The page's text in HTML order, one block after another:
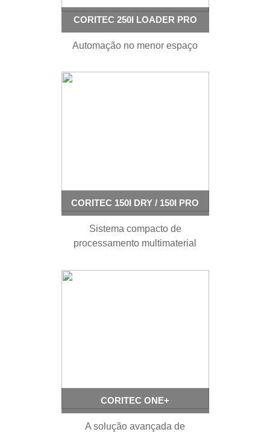
CORITEC 250I LOADER PRO
Automação no menor espaço
CORITEC 150I DRY / 150I PRO
Sistema compacto de
processamento multimaterial
CORITEC ONE+
A solução avançada de